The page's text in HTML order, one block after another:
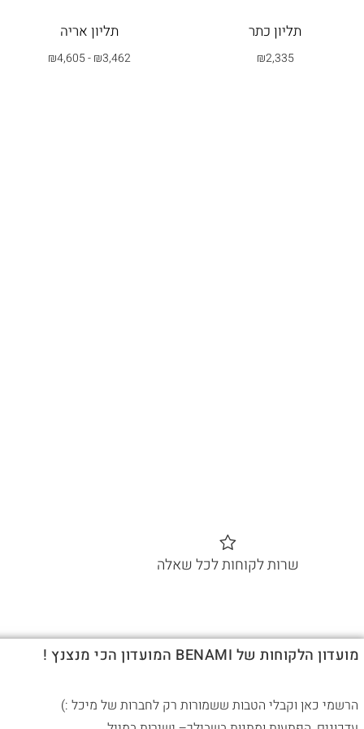
תליון כתר
₪2,335
תליון אריה
₪3,462
-
₪4,605
שרות לקוחות לכל שאלה
מועדון הלקוחות של BENAMI המועדון הכי מנצנץ !
הרשמי כאן וקבלי הטבות ששמורות רק לחברות של מיכל :)